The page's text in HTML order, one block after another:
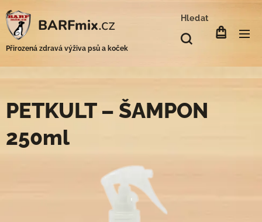
BARFmix.cz
Přirozená zdravá výživa psů a koček
Hledat
PETKULT – ŠAMPON
250ml